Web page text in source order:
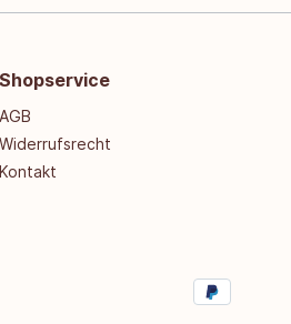
Shopservice
AGB
Widerrufsrecht
Kontakt